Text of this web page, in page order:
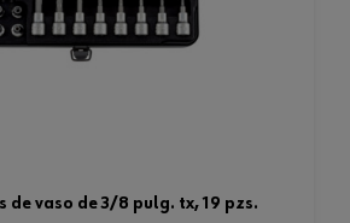
de vaso de 3/8 pulg. tx, 19 pzs.